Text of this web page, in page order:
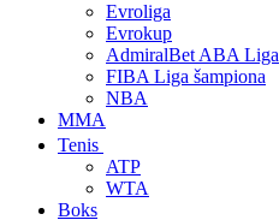
Evroliga
Evrokup
AdmiralBet ABA Liga
FIBA Liga šampiona
NBA
MMA
Tenis
ATP
WTA
Boks